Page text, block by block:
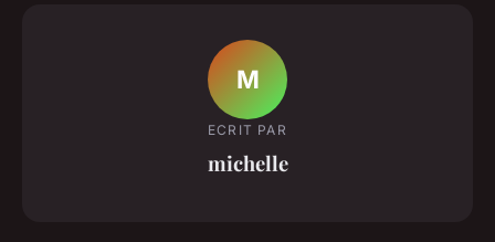
M
ECRIT PAR
michelle